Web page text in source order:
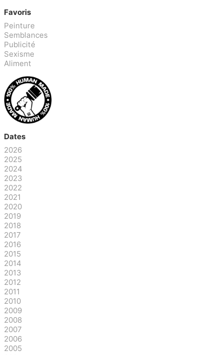
Favoris
Peinture
Semblances
Publicité
Sexisme
Aliment
Dates
2026
2025
2024
2023
2022
2021
2020
2019
2018
2017
2016
2015
2014
2013
2012
2011
2010
2009
2008
2007
2006
2005